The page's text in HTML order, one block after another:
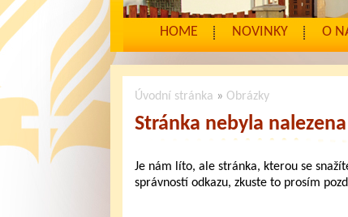
HOME NOVINKY O
Úvodní stránka » Obrázky
Stránka nebyla nalezena
Je nám líto, ale stránka, kterou se
správností odkazu, zkuste to prosím